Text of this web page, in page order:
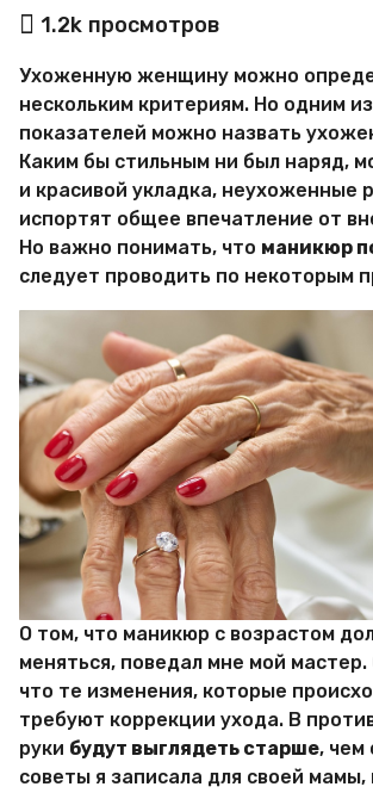
а
в
о
р
М
и
р
Х
и
т
р
о
с
е
й
1.2k просмотров
Ухоженную женщину можно
нескольким критериям. Но одним
показателей можно назвать
Каким бы стильным ни был наряд,
и красивой укладка, неухоженные
испортят общее впечатление от
Но важно понимать, что маникюр
следует проводить по некоторым
О том, что маникюр с возрастом
меняться, поведал мне мой мастер.
что те изменения, которые
требуют коррекции ухода. В
руки будут выглядеть старше, чем
советы я записала для своей мамы,